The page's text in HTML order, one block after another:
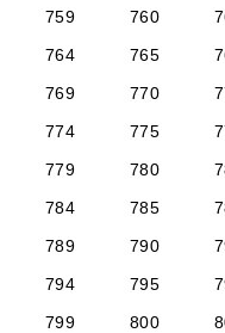
759
760
764
765
769
770
774
775
779
780
784
785
789
790
794
795
799
800